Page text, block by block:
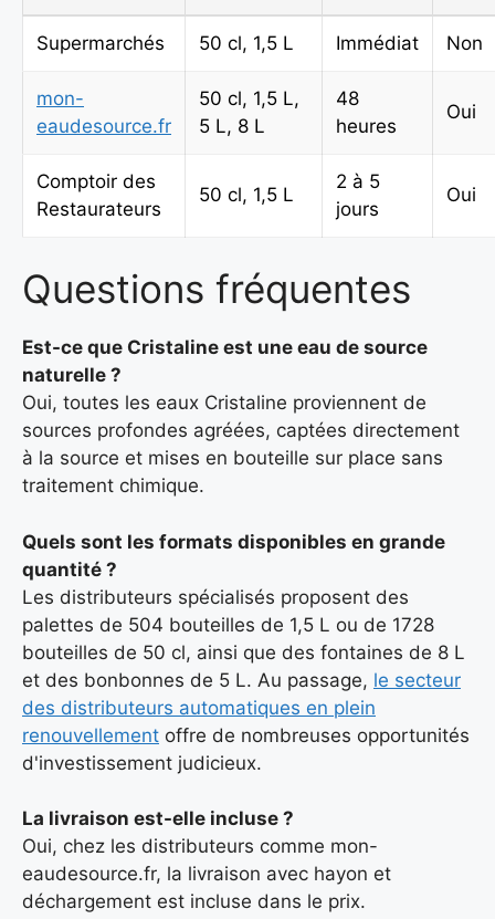
Supermarchés 50 cl, 1,5 L Immédiat Non
mon-
eaudesource.fr
50 cl, 1,5 L,
5 L, 8 L
48
heures
Oui
Comptoir des
Restaurateurs
50 cl, 1,5 L
2 à 5
jours
Oui
Questions fréquentes
Est-ce que Cristaline est une eau de source
naturelle ?
Oui, toutes les eaux Cristaline proviennent de
sources profondes agréées, captées directement
à la source et mises en bouteille sur place sans
traitement chimique.
Quels sont les formats disponibles en grande
quantité ?
Les distributeurs spécialisés proposent des
palettes de 504 bouteilles de 1,5 L ou de 1728
bouteilles de 50 cl, ainsi que des fontaines de 8 L
et des bonbonnes de 5 L. Au passage, le secteur
des distributeurs automatiques en plein
renouvellement offre de nombreuses opportunités
d'investissement judicieux.
La livraison est-elle incluse ?
Oui, chez les distributeurs comme mon-
eaudesource.fr, la livraison avec hayon et
déchargement est incluse dans le prix.